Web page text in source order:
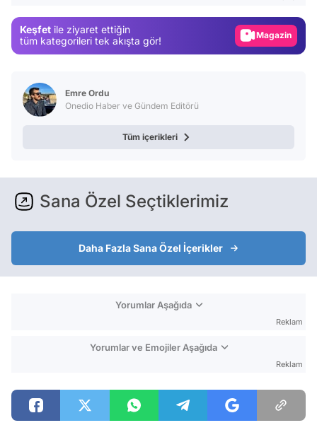
Keşfet ile ziyaret ettiğin
tüm kategorileri tek akışta gör!
Magazin
Emre Ordu
Onedio Haber ve Gündem Editörü
Tüm içerikleri
Sana Özel Seçtiklerimiz
Daha Fazla Sana Özel İçerikler
Yorumlar Aşağıda
Reklam
Yorumlar ve Emojiler Aşağıda
Reklam